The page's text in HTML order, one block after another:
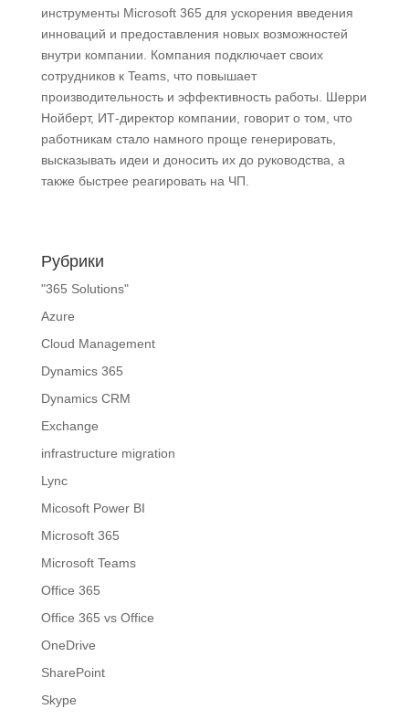
инструменты Microsoft 365 для ускорения введения
инноваций и предоставления новых возможностей
внутри компании. Компания подключает своих
сотрудников к Teams, что повышает
производительность и эффективность работы. Шерри
Нойберт, ИТ-директор компании, говорит о том, что
работникам стало намного проще генерировать,
высказывать идеи и доносить их до руководства, а
также быстрее реагировать на ЧП.
Рубрики
"365 Solutions"
Azure
Cloud Management
Dynamics 365
Dynamics CRM
Exchange
infrastructure migration
Lync
Micosoft Power BI
Microsoft 365
Microsoft Teams
Office 365
Office 365 vs Office
OneDrive
SharePoint
Skype